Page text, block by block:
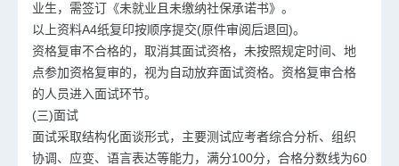
业生，需签订《未就业且未缴纳社保承诺书》。
以上资料A4纸复印按顺序提交(原件审阅后退回)。
资格复审不合格的，取消其面试资格，未按照规定时间、地
点参加资格复审的，视为自动放弃面试资格。资格复审合格
的人员进入面试环节。
(三)面试
面试采取结构化面谈形式，主要测试应考者综合分析、组织
协调、应变、语言表达等能力，满分100分，合格分数线为60